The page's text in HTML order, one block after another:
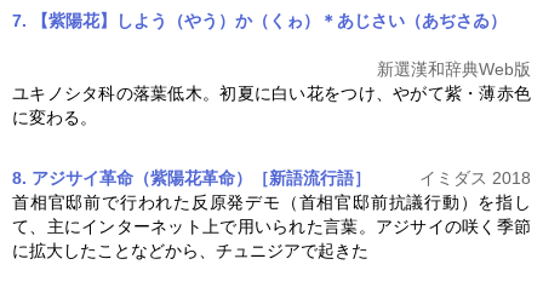
7. 【紫陽花】しよう（やう）か（くゎ）＊あじさい（あぢさゐ）
新選漢和辞典Web版
ユキノシタ科の落葉低木。初夏に白い花をつけ、やがて紫・薄赤色
に変わる。
8. アジサイ革命（紫陽花革命）［新語流行語］
イミダス 2018
首相官邸前で行われた反原発デモ（首相官邸前抗議行動）を指し
て、主にインターネット上で用いられた言葉。 アジサイの咲く季節
に拡大したことなどから、チュニジアで起きた